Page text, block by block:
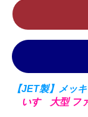
【JET製】メッ
いすゞ大型 フ